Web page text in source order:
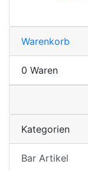
Warenkorb
0 Waren
Kategorien
Bar Artikel